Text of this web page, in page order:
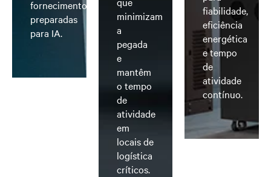
fornecimento
preparadas
para IA.
minimizam
a
pegada
e
mantêm
o tempo
de
atividade
em
locais de
logística
críticos.
fiabilidade,
eficiência
energética
e tempo
de
atividade
contínuo.